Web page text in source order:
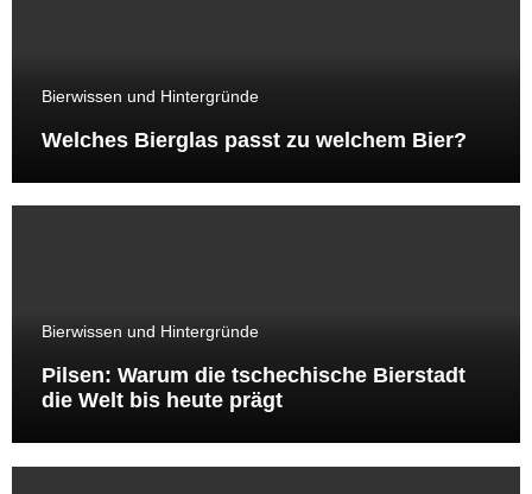
Bierwissen und Hintergründe
Welches Bierglas passt zu welchem Bier?
Bierwissen und Hintergründe
Pilsen: Warum die tschechische Bierstadt
die Welt bis heute prägt